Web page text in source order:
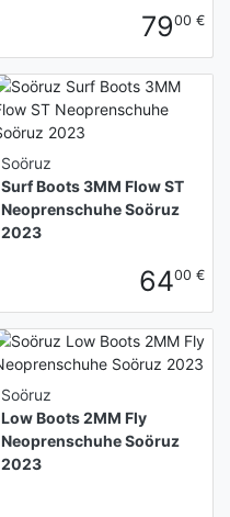
7900 €
Soöruz
Surf Boots 3MM Flow ST
Neoprenschuhe Soöruz
2023
6400 €
Soöruz
Low Boots 2MM Fly
Neoprenschuhe Soöruz
2023